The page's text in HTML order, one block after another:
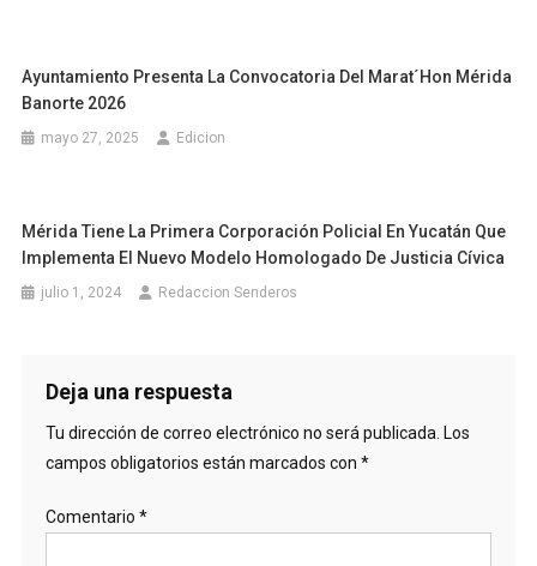
Ayuntamiento Presenta La Convocatoria Del Marat´hon Mérida
Banorte 2026
mayo 27, 2025 Edicion
Mérida Tiene La Primera Corporación Policial En Yucatán Que
Implementa El Nuevo Modelo Homologado De Justicia Cívica
julio 1, 2024 Redaccion Senderos
Deja una respuesta
Tu dirección de correo electrónico no será publicada. Los
campos obligatorios están marcados con *
Comentario *